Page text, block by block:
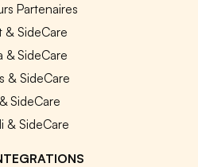
Partenaires
& SideCare
& SideCare
& SideCare
SideCare
& SideCare